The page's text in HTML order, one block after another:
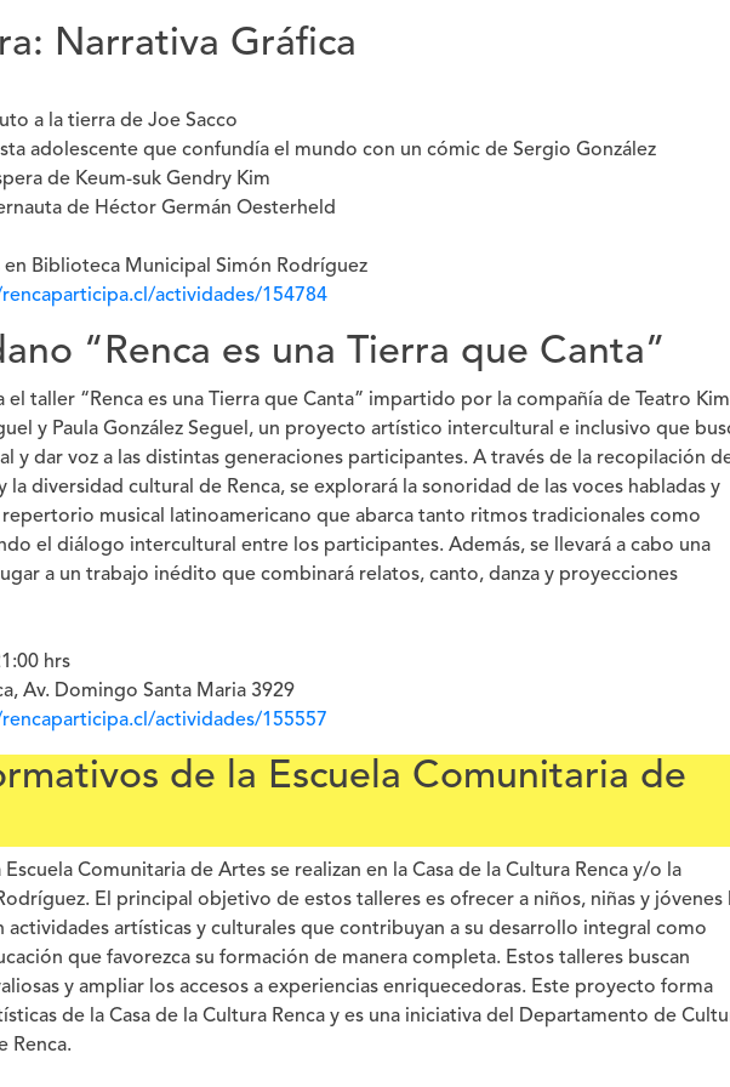
Narrativa Gráfica
a la tierra de Joe Sacco
adolescente que confundía el mundo con un cómic de Sergio González
de Keum-suk Gendry Kim
de Héctor Germán Oesterheld
en Biblioteca Municipal Simón Rodríguez
actividades/154784
“Renca es una Tierra que Canta”
el taller “Renca es una Tierra que Canta” impartido por la compañía de Teatro
y Paula González Seguel, un proyecto artístico intercultural e inclusivo que
y dar voz a las distintas generaciones participantes. A través de la recopilación
la diversidad cultural de Renca, se explorará la sonoridad de las voces habladas y
musical latinoamericano que abarca tanto ritmos tradicionales como
el diálogo intercultural entre los participantes. Además, se llevará a cabo una
a un trabajo inédito que combinará relatos, canto, danza y proyecciones
hrs
Av. Domingo Santa Maria 3929
actividades/155557
de la Escuela Comunitaria de
Comunitaria de Artes se realizan en la Casa de la Cultura Renca y/o la
El principal objetivo de estos talleres es ofrecer a niños, niñas y jóvenes
artísticas y culturales que contribuyan a su desarrollo integral como
que favorezca su formación de manera completa. Estos talleres buscan
y ampliar los accesos a experiencias enriquecedoras. Este proyecto forma
de la Casa de la Cultura Renca y es una iniciativa del Departamento de
Renca.